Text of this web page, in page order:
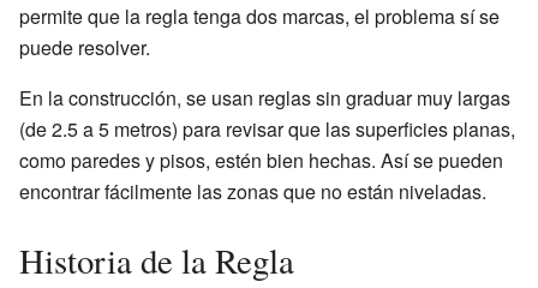
permite que la regla tenga dos marcas, el problema sí se
puede resolver.
En la construcción, se usan reglas sin graduar muy largas
(de 2.5 a 5 metros) para revisar que las superficies planas,
como paredes y pisos, estén bien hechas. Así se pueden
encontrar fácilmente las zonas que no están niveladas.
Historia de la Regla